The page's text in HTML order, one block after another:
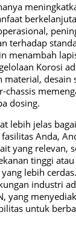
terhadap
menambah
Korosi
desain
chassis
dosing.
lebih jelas
Anda,
yang relevan,
tinggi atau
lebih
industri
yang
untuk